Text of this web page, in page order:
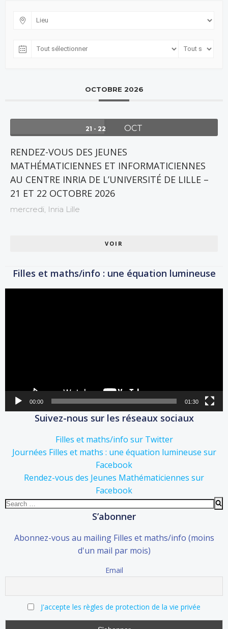
OCTOBRE 2026
21 - 22 OCT
RENDEZ-VOUS DES JEUNES
MATHÉMATICIENNES ET INFORMATICIENNES
AU CENTRE INRIA DE L’UNIVERSITÉ DE LILLE –
21 ET 22 OCTOBRE 2026
mercredi, Inria Lille
VOIR
Filles et maths/info : une équation lumineuse
00:00 01:30
Suivez-nous sur les réseaux sociaux
Filles et maths/info sur Twitter
Journées Filles et maths : une équation lumineuse sur
Facebook
Rendez-vous des Jeunes Mathématiciennes sur
Facebook
Search
S’abonner
Abonnez-vous au mailing Filles et maths/info (moins
d'un mail par mois)
Email
J'accepte les règles de protection de la vie privée